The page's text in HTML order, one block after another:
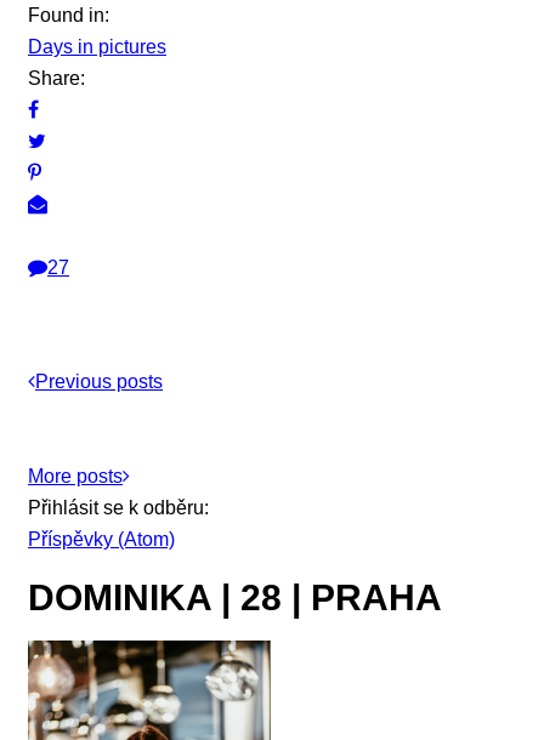
Found in:
Days in pictures
Share:
27
Previous posts
More posts
Přihlásit se k odběru:
Příspěvky (Atom)
DOMINIKA | 28 | PRAHA